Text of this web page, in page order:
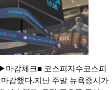
감체크■ 코스피지수코스피
감했다.지난 주말 뉴욕증시가